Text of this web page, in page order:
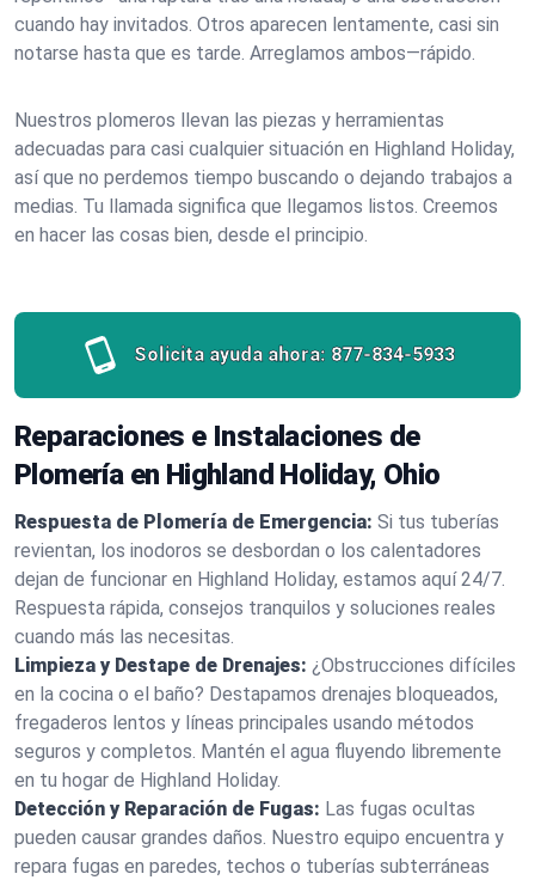
cuando hay invitados. Otros aparecen lentamente, casi sin
notarse hasta que es tarde. Arreglamos ambos—rápido.
Nuestros plomeros llevan las piezas y herramientas
adecuadas para casi cualquier situación en Highland Holiday,
así que no perdemos tiempo buscando o dejando trabajos a
medias. Tu llamada significa que llegamos listos. Creemos
en hacer las cosas bien, desde el principio.
Solicita ayuda ahora: 877-834-5933
Reparaciones e Instalaciones de
Plomería en Highland Holiday, Ohio
Respuesta de Plomería de Emergencia: Si tus tuberías
revientan, los inodoros se desbordan o los calentadores
dejan de funcionar en Highland Holiday, estamos aquí 24/7.
Respuesta rápida, consejos tranquilos y soluciones reales
cuando más las necesitas.
Limpieza y Destape de Drenajes: ¿Obstrucciones difíciles
en la cocina o el baño? Destapamos drenajes bloqueados,
fregaderos lentos y líneas principales usando métodos
seguros y completos. Mantén el agua fluyendo libremente
en tu hogar de Highland Holiday.
Detección y Reparación de Fugas: Las fugas ocultas
pueden causar grandes daños. Nuestro equipo encuentra y
repara fugas en paredes, techos o tuberías subterráneas